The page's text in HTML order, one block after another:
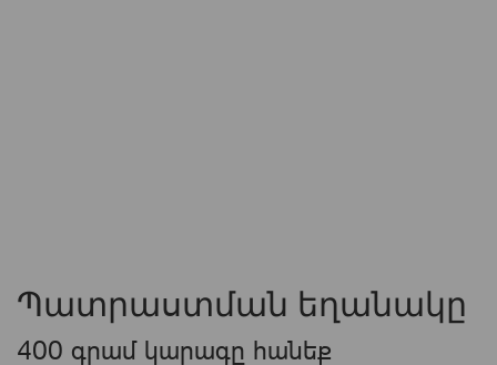
Պատրաստման եղանակը
400 գրամ կարագը հանեք